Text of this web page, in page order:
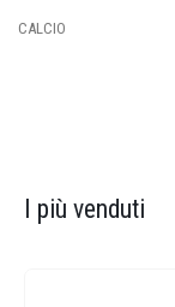
PALLAVOLO
I più venduti